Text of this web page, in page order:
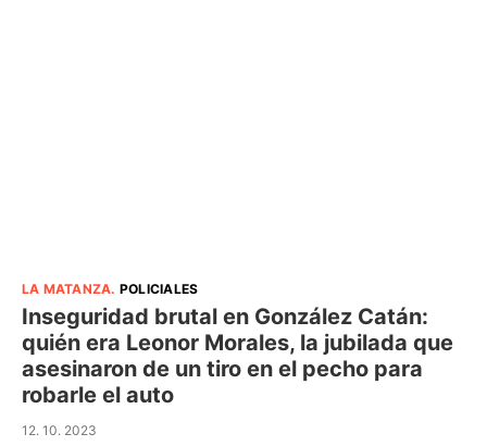
LA MATANZA. POLICIALES
Inseguridad brutal en González Catán:
quién era Leonor Morales, la jubilada que
asesinaron de un tiro en el pecho para
robarle el auto
12. 10. 2023